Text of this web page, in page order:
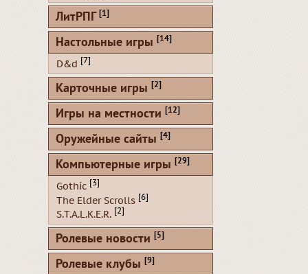
ЛитРПГ [1]
Настольные игры [14]
D&d [7]
Карточные игры [2]
Игры на местности [12]
Оружейные сайты [4]
Компьютерные игры [29]
Gothic [3]
The Elder Scrolls [6]
S.T.A.L.K.E.R. [2]
Ролевые новости [5]
Ролевые клубы [9]